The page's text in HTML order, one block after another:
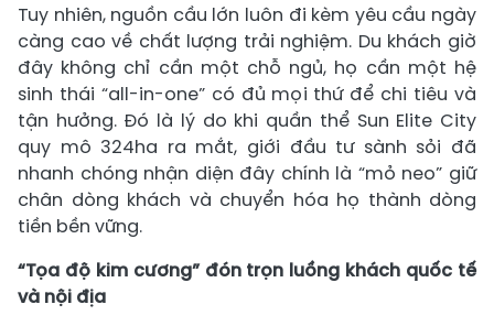
Tuy nhiên, nguồn cầu lớn luôn đi kèm yêu cầu ngày
càng cao về chất lượng trải nghiệm. Du khách giờ
đây không chỉ cần một chỗ ngủ, họ cần một hệ
sinh thái “all-in-one” có đủ mọi thứ để chi tiêu và
tận hưởng. Đó là lý do khi quần thể Sun Elite City
quy mô 324ha ra mắt, giới đầu tư sành sỏi đã
nhanh chóng nhận diện đây chính là “mỏ neo” giữ
chân dòng khách và chuyển hóa họ thành dòng
tiền bền vững.
“Tọa độ kim cương” đón trọn luồng khách quốc tế
và nội địa